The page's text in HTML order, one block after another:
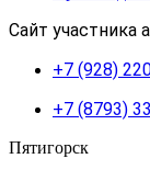
Сайт участника
+7 (928)
+7 (8793)
Пятигорск